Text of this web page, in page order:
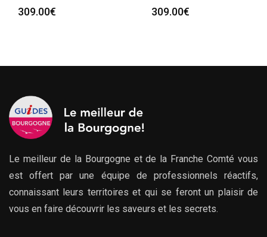
309.00€ 309.00€
Le meilleur de la Bourgogne et de la Franche Comté vous
est offert par une équipe de professionnels réactifs,
connaissant leurs territoires et qui se feront un plaisir de
vous en faire découvrir les saveurs et les secrets.